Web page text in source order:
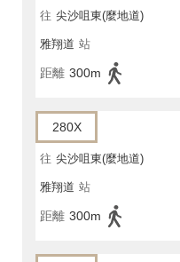
往 尖沙咀東(麼地道)
雅翔道 站
距離 300m
280X
往 尖沙咀東(麼地道)
雅翔道 站
距離 300m